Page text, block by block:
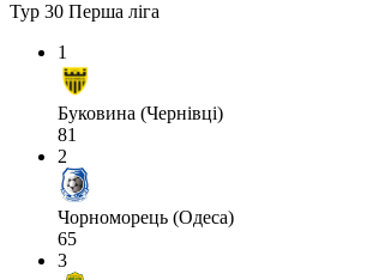
Тур 30 Перша ліга
1
Буковина (Чернівці)
81
2
Чорноморець (Одеса)
65
3